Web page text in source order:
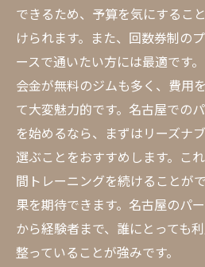
できるため、予算を気にするこ
けられます。また、回数券制の
ースで通いたい方には最適です
会金が無料のジムも多く、費用
て大変魅力的です。名古屋での
を始めるなら、まずはリーズナ
選ぶことをおすすめします。こ
間トレーニングを続けることが
果を期待できます。名古屋のパ
から経験者まで、誰にとっても
整っていることが強みです。